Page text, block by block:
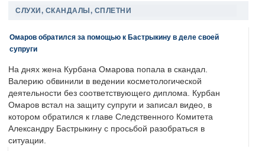
СЛУХИ, СКАНДАЛЫ, СПЛЕТНИ
Омаров обратился за помощью к Бастрыкину в деле своей
супруги
На днях жена Курбана Омарова попала в скандал.
Валерию обвинили в ведении косметологической
деятельности без соответствующего диплома. Курбан
Омаров встал на защиту супруги и записал видео, в
котором обратился к главе Следственного Комитета
Александру Бастрыкину с просьбой разобраться в
ситуации.